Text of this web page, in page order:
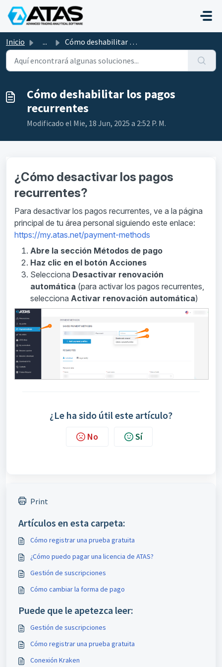
Saltar al contenido principal
Inicio ... Cómo deshabilitar los pagos recurrentes
Cómo deshabilitar los pagos
recurrentes
Modificado el Mie, 18 Jun, 2025 a 2:52 P. M.
¿Cómo desactivar los pagos
recurrentes?
Para desactivar los pagos recurrentes, ve a la página
principal de tu área personal siguiendo este enlace:
https://my.atas.net/payment-methods
Abre la sección Métodos de pago
Haz clic en el botón Acciones
Selecciona Desactivar renovación
automática (para activar los pagos recurrentes,
selecciona Activar renovación automática)
¿Le ha sido útil este artículo?
No Sí
Print
Artículos en esta carpeta:
Cómo registrar una prueba gratuita
¿Cómo puedo pagar una licencia de АТАS?
Gestión de suscripciones
Cómo cambiar la forma de pago
Puede que le apetezca leer:
Gestión de suscripciones
Cómo registrar una prueba gratuita
Conexión Kraken